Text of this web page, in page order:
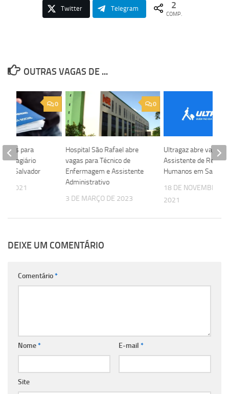
Twitter Telegram 2
COMP.
OUTRAS VAGAS DE ...
0
Hospital São Rafael abre
vagas para Técnico de
Enfermagem e Assistente
Administrativo
3 DE MARÇO DE 2023
Ultragaz abre vaga
Assistente de
Humanos em
18 DE NOVEMBRO
2021
0
para
Estagiário
em Salvador
2021
DEIXE UM COMENTÁRIO
Comentário*
Nome* E-mail *
Site